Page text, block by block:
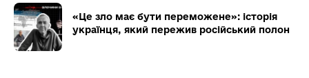
«Це зло має бути переможене»: історія
українця, який пережив російський полон